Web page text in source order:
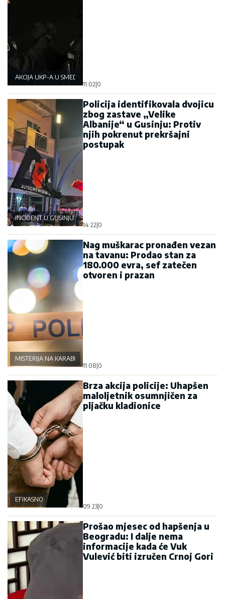
AKCIJA UKP-A U SMEDEREVU
11:02 0
INCIDENT U GUSINJU
Policija identifikovala dvojicu
zbog zastave „Velike
Albanije“ u Gusinju: Protiv
njih pokrenut prekršajni
postupak
14:22 0
MISTERIJA NA KARABURMI
Nag muškarac pronađen vezan
na tavanu: Prodao stan za
180.000 evra, sef zatečen
otvoren i prazan
11:08 0
EFIKASNO
Brza akcija policije: Uhapšen
maloljetnik osumnjičen za
pljačku kladionice
09:23 0
Prošao mjesec od hapšenja u
Beogradu: I dalje nema
informacije kada će Vuk
Vulević biti izručen Crnoj Gori